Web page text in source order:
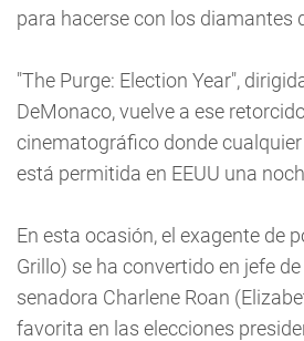
para hacerse con los diamantes
"The Purge: Election Year",
DeMonaco, vuelve a ese
cinematográfico donde
está permitida en EEUU una
En esta ocasión, el exagente de
Grillo) se ha convertido en jefe
senadora Charlene Roan
favorita en las elecciones